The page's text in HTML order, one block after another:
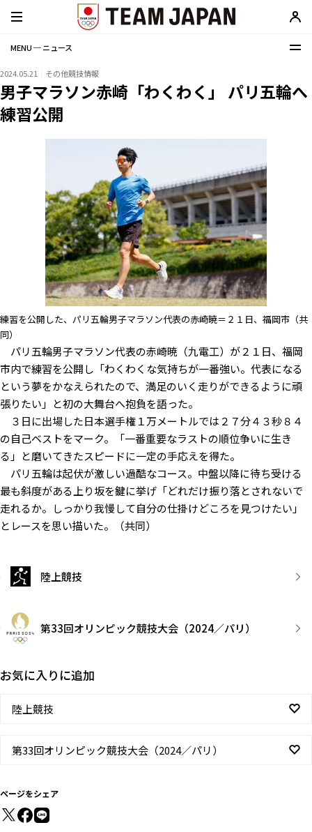
MENU ─ ニュース
2024.05.21 その他競技情報
男子マラソン赤崎「わくわく」 パリ五輪へ
練習公開
練習を公開した、パリ五輪男子マラソン代表の赤崎暁＝２１日、福岡市（共
同）
パリ五輪男子マラソン代表の赤崎暁（九電工）が２１日、福岡
市内で練習を公開し「わくわくな気持ちが一番強い。代表になる
という夢をかなえられたので、満足のいく走りができるように頑
張りたい」と初の大舞台へ抱負を語った。
３日に出場した日本選手権１万メートルでは２７分４３秒８４
の自己ベストをマーク。「一番重要なラストの順位争いに生き
る」と磨いてきたスピードに一定の手応えを得た。
パリ五輪は起伏が激しい過酷なコース。中盤以降に待ち受ける
最も斜度がある上り坂を鍵に挙げ「どれだけ振り落とされないで
走れるか。しっかり我慢して自分の仕掛けどころを見つけたい」
とレースを思い描いた。（共同）
陸上競技
第33回オリンピック競技大会（2024／パリ）
お気に入りに追加
陸上競技
第33回オリンピック競技大会（2024／パリ）
ページをシェア